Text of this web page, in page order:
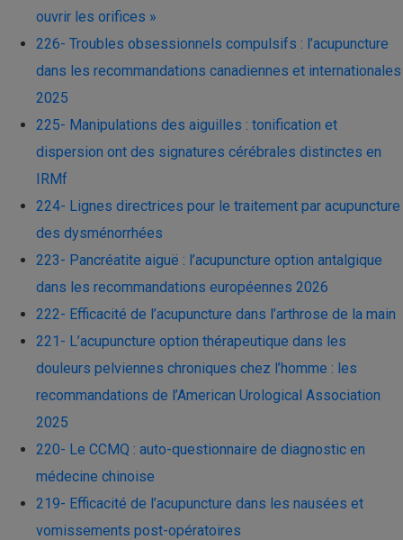
ouvrir les orifices »
226- Troubles obsessionnels compulsifs : l’acupuncture
dans les recommandations canadiennes et internationales
2025
225- Manipulations des aiguilles : tonification et
dispersion ont des signatures cérébrales distinctes en
IRMf
224- Lignes directrices pour le traitement par acupuncture
des dysménorrhées
223- Pancréatite aiguë : l’acupuncture option antalgique
dans les recommandations européennes 2026
222- Efficacité de l’acupuncture dans l’arthrose de la main
221- L’acupuncture option thérapeutique dans les
douleurs pelviennes chroniques chez l’homme : les
recommandations de l’American Urological Association
2025
220- Le CCMQ : auto-questionnaire de diagnostic en
médecine chinoise
219- Efficacité de l’acupuncture dans les nausées et
vomissements post-opératoires